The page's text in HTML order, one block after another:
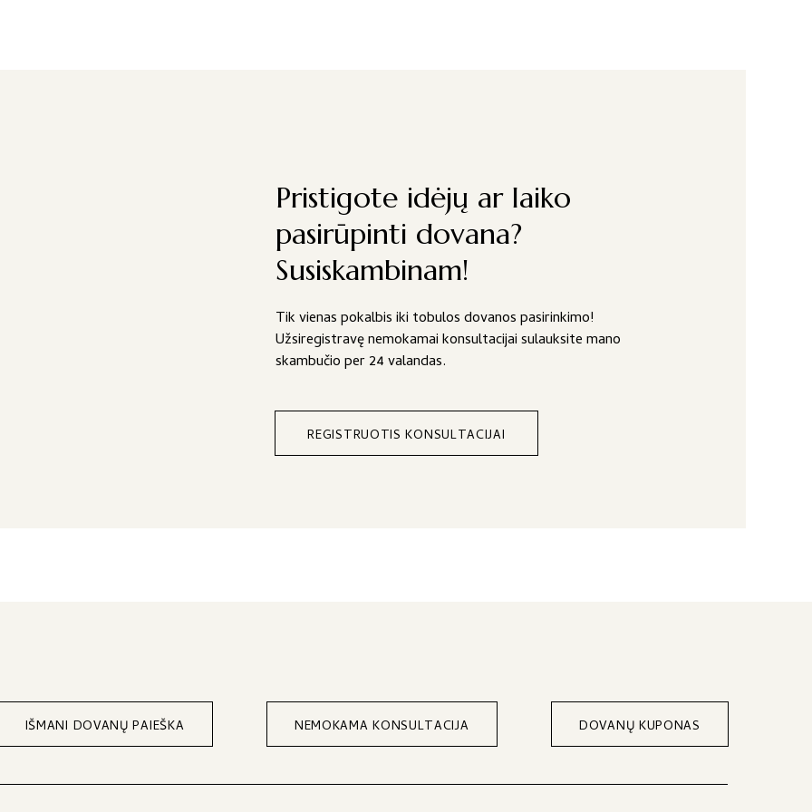
Pristigote idėjų ar laiko
pasirūpinti dovana?
Susiskambinam!
Tik vienas pokalbis iki tobulos dovanos pasirinkimo!
Užsiregistravę nemokamai konsultacijai sulauksite mano
skambučio per 24 valandas.
REGISTRUOTIS KONSULTACIJAI
IŠMANI DOVANŲ PAIEŠKA NEMOKAMA KONSULTACIJA DOVANŲ KUPONAS